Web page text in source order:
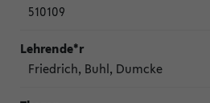
510109
Friedrich, Buhl, Dumcke